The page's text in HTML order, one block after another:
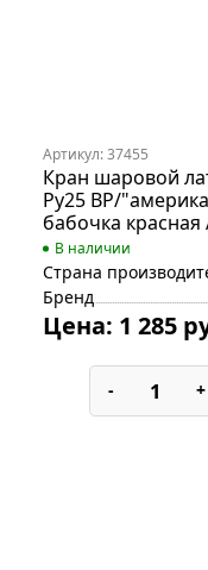
Артикул: 37455
Кран шаровой
Ру25 ВР/
бабочка
В наличии
Страна
Бренд
Цена: 1 285
- +